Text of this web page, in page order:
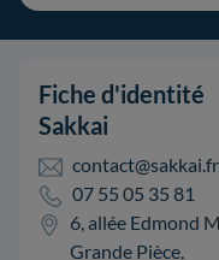
Fiche d'identité
Sakkai
contact@sakkai.fr
07 55 05 35 81
6, allée Edmond
Grande Pièce,